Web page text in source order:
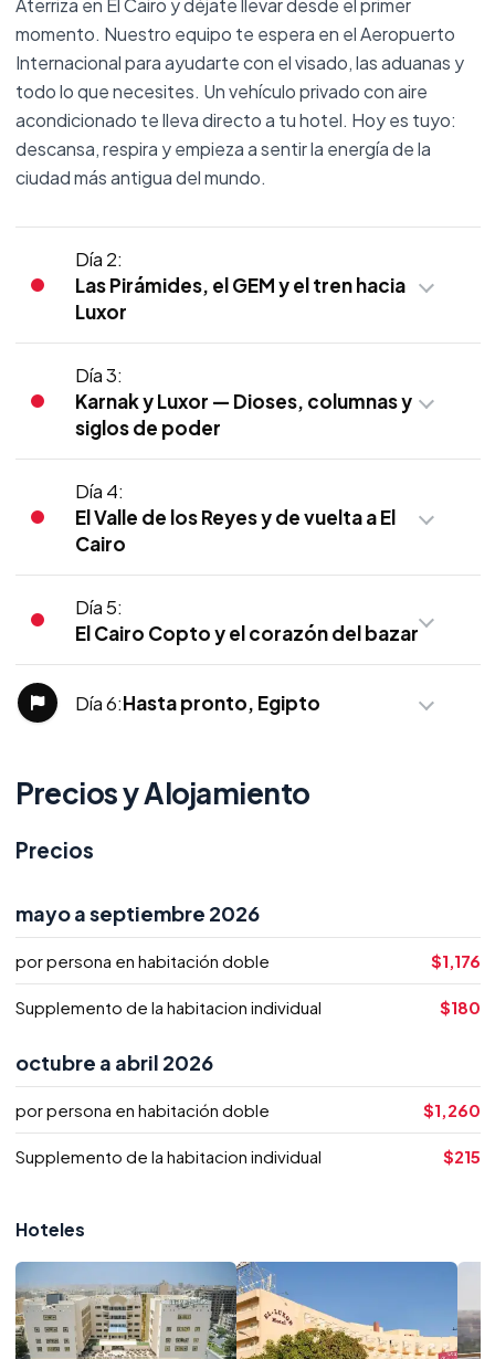
momento. Nuestro equipo te espera en el Aeropuerto
Internacional para ayudarte con el visado, las aduanas y
todo lo que necesites. Un vehículo privado con aire
acondicionado te lleva directo a tu hotel. Hoy es tuyo:
descansa, respira y empieza a sentir la energía de la
ciudad más antigua del mundo.
Día 2:
Las Pirámides, el GEM y el tren hacia
Luxor
Día 3:
Karnak y Luxor — Dioses, columnas y
siglos de poder
Día 4:
El Valle de los Reyes y de vuelta a El
Cairo
Día 5:
El Cairo Copto y el corazón del bazar
Día 6:Hasta pronto, Egipto
Precios y Alojamiento
Precios
mayo a septiembre 2026
por persona en habitación doble $1,176
Supplemento de la habitacion individual $180
octubre a abril 2026
por persona en habitación doble $1,260
Supplemento de la habitacion individual $215
Hoteles